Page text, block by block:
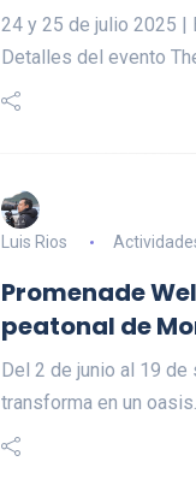
24 y 25 de julio 2025 |
Detalles del evento
Luis Rios
Promenade
peatonal de
Del 2 de junio al 19
transforma en un